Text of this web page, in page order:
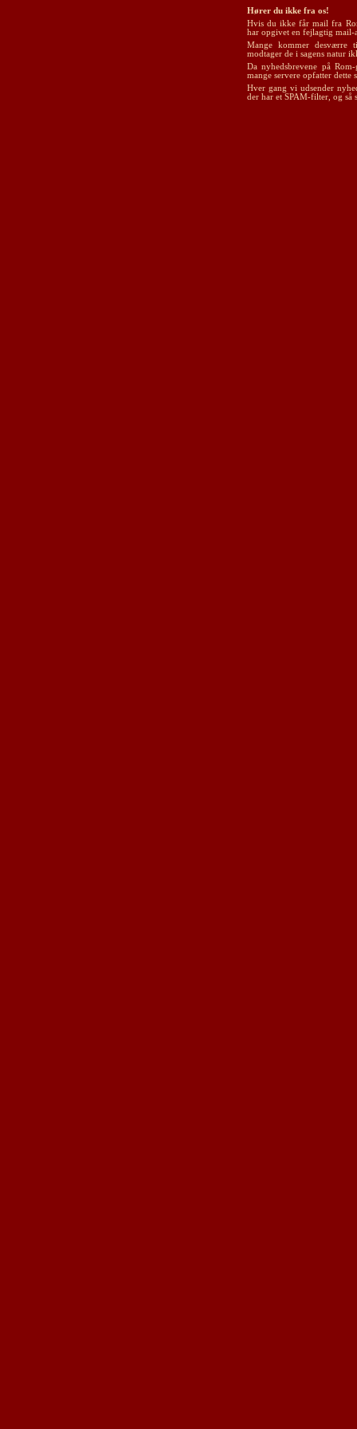
Hører du ikke fra os!
Hvis du ikke får mail fra
har opgivet en fejlagtig mail-
Mange kommer desværre
modtager de i sagens natur
Da nyhedsbrevene på
mange servere opfatter dette
Hver gang vi udsender
der har et SPAM-filter, og så